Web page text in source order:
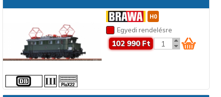
Egyedi rendelésre
102 990 Ft